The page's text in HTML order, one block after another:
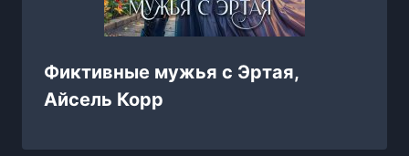
Фиктивные мужья с Эртая,
Айсель Корр